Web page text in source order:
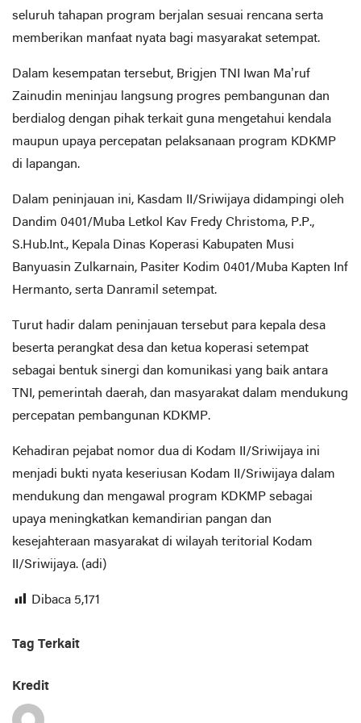
seluruh tahapan program berjalan sesuai rencana serta
memberikan manfaat nyata bagi masyarakat setempat.
Dalam kesempatan tersebut, Brigjen TNI Iwan Ma’ruf
Zainudin meninjau langsung progres pembangunan dan
berdialog dengan pihak terkait guna mengetahui kendala
maupun upaya percepatan pelaksanaan program KDKMP
di lapangan.
Dalam peninjauan ini, Kasdam II/Sriwijaya didampingi oleh
Dandim 0401/Muba Letkol Kav Fredy Christoma, P.P.,
S.Hub.Int., Kepala Dinas Koperasi Kabupaten Musi
Banyuasin Zulkarnain, Pasiter Kodim 0401/Muba Kapten Inf
Hermanto, serta Danramil setempat.
Turut hadir dalam peninjauan tersebut para kepala desa
beserta perangkat desa dan ketua koperasi setempat
sebagai bentuk sinergi dan komunikasi yang baik antara
TNI, pemerintah daerah, dan masyarakat dalam mendukung
percepatan pembangunan KDKMP.
Kehadiran pejabat nomor dua di Kodam II/Sriwijaya ini
menjadi bukti nyata keseriusan Kodam II/Sriwijaya dalam
mendukung dan mengawal program KDKMP sebagai
upaya meningkatkan kemandirian pangan dan
kesejahteraan masyarakat di wilayah teritorial Kodam
II/Sriwijaya. (adi)
Dibaca 5,171
Tag Terkait
Kredit